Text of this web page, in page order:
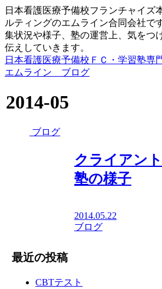
日本看護医療予備校フランチャイズ
ルティングのエムライン合同会社で
集状況や様子、塾の運営上、気をつ
伝えしていきます。
日本看護医療予備校ＦＣ・学習塾
エムライン ブログ
2014-05
ブログ
クライアント
塾の様子
2014.05.22
ブログ
最近の投稿
CBTテスト